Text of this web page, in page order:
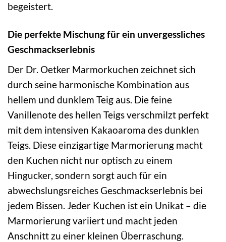
begeistert.
Die perfekte Mischung für ein unvergessliches
Geschmackserlebnis
Der Dr. Oetker Marmorkuchen zeichnet sich
durch seine harmonische Kombination aus
hellem und dunklem Teig aus. Die feine
Vanillenote des hellen Teigs verschmilzt perfekt
mit dem intensiven Kakaoaroma des dunklen
Teigs. Diese einzigartige Marmorierung macht
den Kuchen nicht nur optisch zu einem
Hingucker, sondern sorgt auch für ein
abwechslungsreiches Geschmackserlebnis bei
jedem Bissen. Jeder Kuchen ist ein Unikat – die
Marmorierung variiert und macht jeden
Anschnitt zu einer kleinen Überraschung.